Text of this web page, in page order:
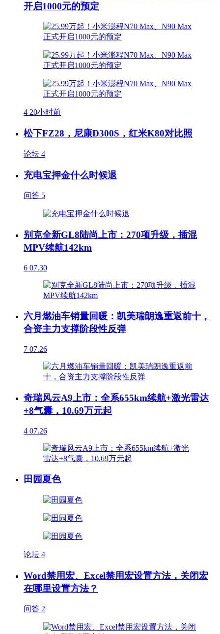
开启1000元的预定
4 20小时前
松下FZ28，尼康D300S，红米K80对比照
论坛 4
充电宝押金什么时候退
问答 5
别克全新GL8陆尚上市：270项升级，插混
MPV续航142km
6 07.30
六月燃油车销量回暖：凯美瑞朗逸重返前十，
合资主力支撑阶段性反弹
7 07.26
奇瑞风云A9上市：全系655km续航+激光雷达
+8气囊，10.69万元起
4 07.26
田园夏色
论坛 4
Word禁用宏、Excel禁用宏设置方法，关闭宏
在哪里设置方法？
问答 2